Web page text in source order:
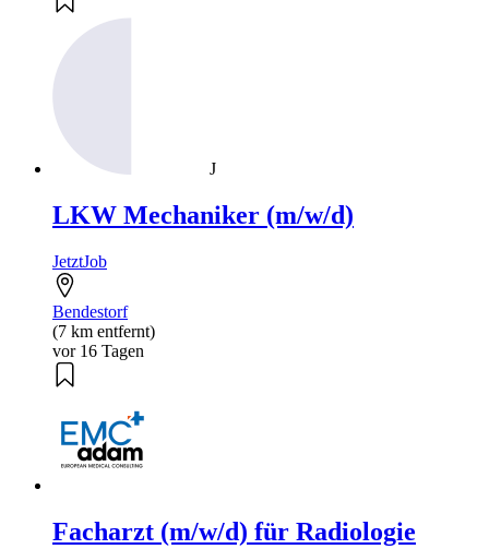
J
LKW Mechaniker (m/w/d)
JetztJob
Bendestorf
(7 km entfernt)
vor 16 Tagen
Facharzt (m/w/d) für Radiologie